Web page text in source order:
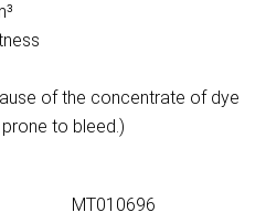
of the concentrate of dye
to bleed.)
MT010696